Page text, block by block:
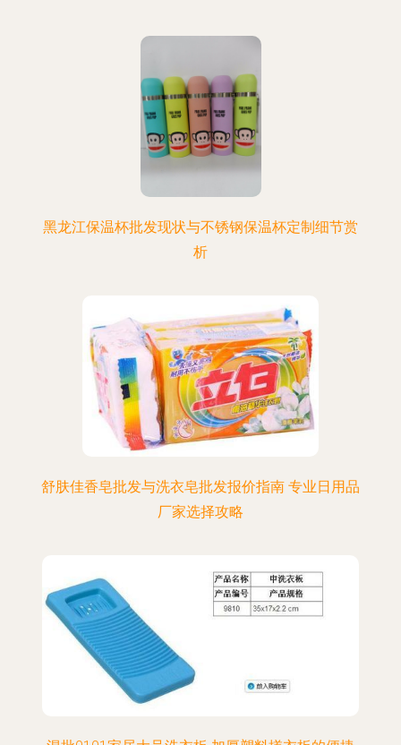
黑龙江保温杯批发现状与不锈钢保温杯定制细节赏
析
舒肤佳香皂批发与洗衣皂批发报价指南 专业日用品
厂家选择攻略